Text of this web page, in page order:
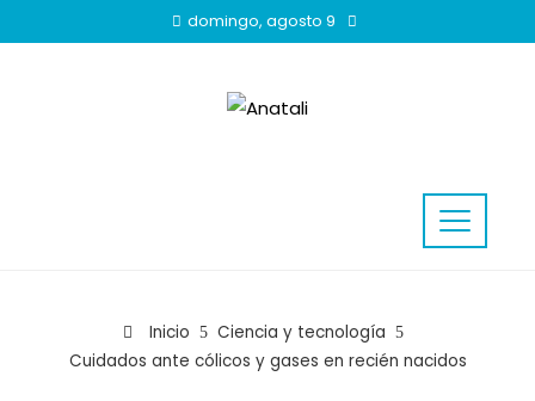
domingo, agosto 9
Inicio
Ciencia y tecnología
Cuidados ante cólicos y gases en recién nacidos